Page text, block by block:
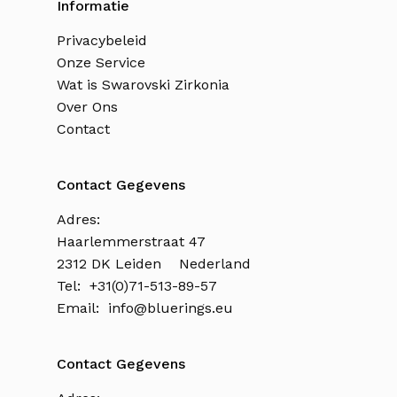
Informatie
Privacybeleid
Onze Service
Wat is Swarovski Zirkonia
Over Ons
Contact
Contact Gegevens
Adres:
Haarlemmerstraat 47
2312 DK Leiden Nederland
Tel: +31(0)71-513-89-57
Email: info@bluerings.eu
Contact Gegevens